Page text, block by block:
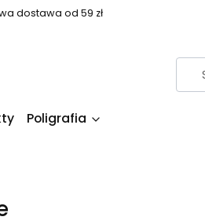
dostawa od 59 zł
Poligrafia